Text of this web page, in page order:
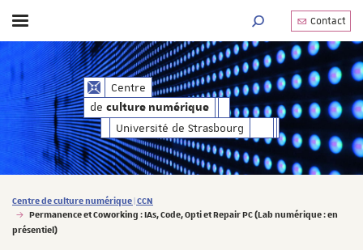
Centredeculture numérique
de culture numérique
Université de Strasbourg
Afficher / masquer le menu MOTEUR DE
Contact
Vous êtes ici :
Centre de culture numérique | CCN
Permanence et Coworking : IAs, Code, Opti et Repair PC (Lab numérique : en
présentiel)